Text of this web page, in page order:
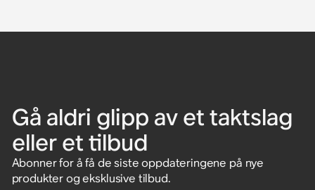
Gå aldri glipp av et taktslag
eller et tilbud
Abonner for å få de siste oppdateringene på nye
produkter og eksklusive tilbud.